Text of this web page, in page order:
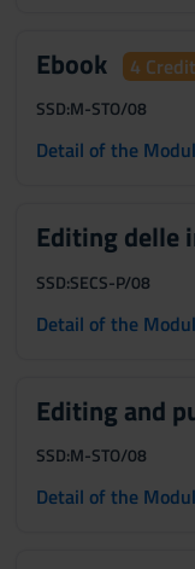
Ebook 4
SSD:M-STO/08
Detail of the
Editing delle
SSD:SECS-P/08
Detail of the
Editing and
SSD:M-STO/08
Detail of the